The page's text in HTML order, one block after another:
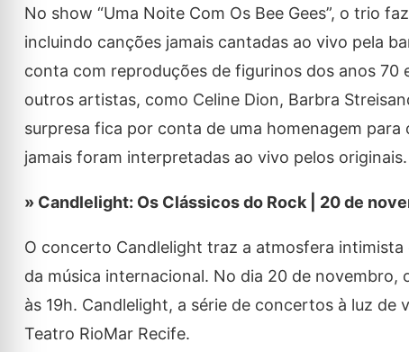
No show “Uma Noite Com Os Bee Gees”, o trio
incluindo canções jamais cantadas ao vivo pela
conta com reproduções de figurinos dos anos 70
outros artistas, como Celine Dion, Barbra
surpresa fica por conta de uma homenagem
jamais foram interpretadas ao vivo pelos originais.
» Candlelight: Os Clássicos do Rock | 20 de
O concerto Candlelight traz a atmosfera
da música internacional. No dia 20 de novembro,
às 19h. Candlelight, a série de concertos à luz de
Teatro RioMar Recife.